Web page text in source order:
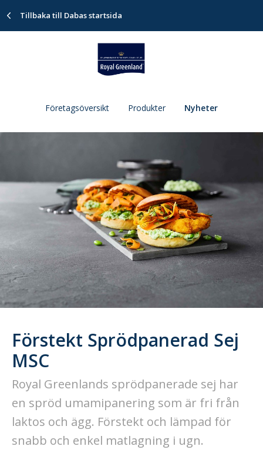
Tillbaka till Dabas startsida
Företagsöversikt Produkter Nyheter
Förstekt Sprödpanerad Sej
MSC
Royal Greenlands sprödpanerade sej har
en spröd umamipanering som är fri från
laktos och ägg. Förstekt och lämpad för
snabb och enkel matlagning i ugn.